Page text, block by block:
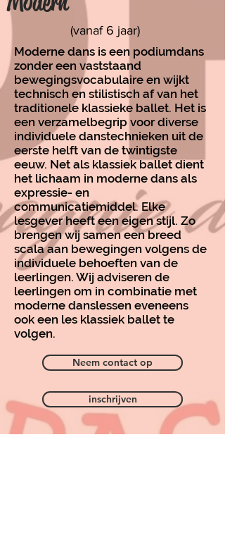
(vanaf 6 jaar)
Moderne dans is een podiumdans
zonder een vaststaand
bewegingsvocabulaire en wijkt
technisch en stilistisch af van het
traditionele klassieke ballet. Het is
een verzamelbegrip voor diverse
individuele danstechnieken uit de
eerste helft van de twintigste
eeuw. Net als klassiek ballet dient
het lichaam in moderne dans als
expressie- en
communicatiemiddel. Elke
lesgever heeft een eigen stijl. Zo
brengen wij samen een breed
scala aan bewegingen volgens de
individuele behoeften van de
leerlingen. Wij adviseren de
leerlingen om in combinatie met
moderne danslessen eveneens
ook een les klassiek ballet te
volgen.
Neem contact op
inschrijven